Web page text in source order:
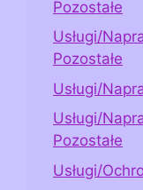
Pozostałe
Usługi/
Pozostałe
Usługi/
Usługi/
Pozostałe
Usługi/